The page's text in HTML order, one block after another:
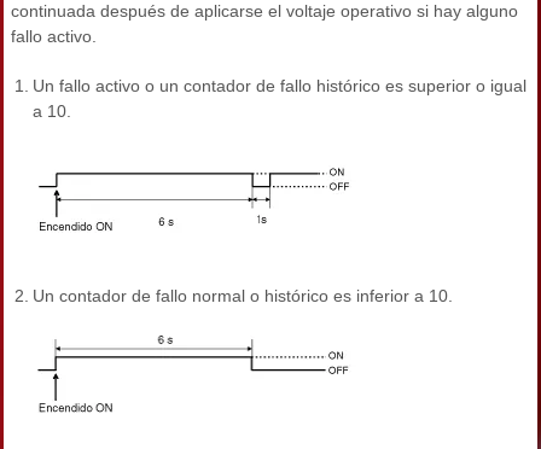
continuada después de aplicarse el voltaje operativo si hay alguno
fallo activo.
1.
Un fallo activo o un contador de fallo histórico es superior o igual
a 10.
2. Un contador de fallo normal o histórico es inferior a 10.